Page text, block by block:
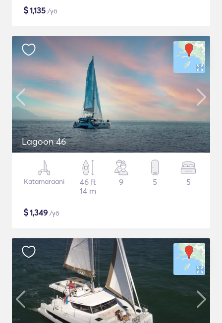
$1,135 /yö
Lagoon 46
Katamaraani
46 ft
14 m
9 5 5
$1,349 /yö